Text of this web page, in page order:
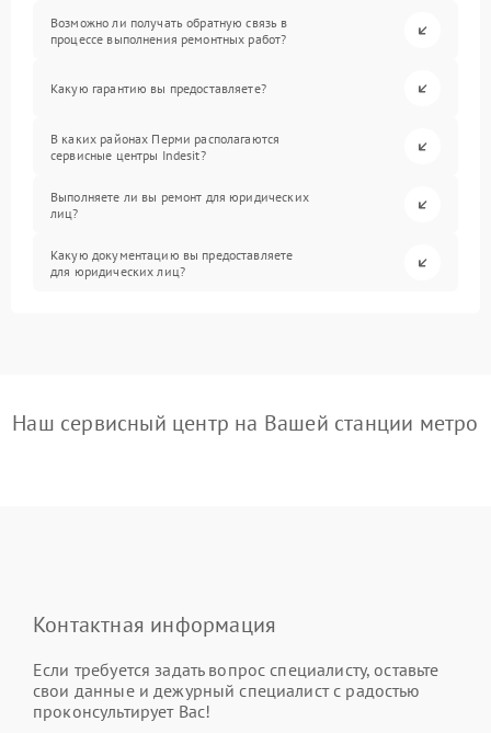
Возможно ли получать обратную связь в
процессе выполнения ремонтных работ?
Какую гарантию вы предоставляете?
В каких районах Перми располагаются
сервисные центры Indesit?
Выполняете ли вы ремонт для юридических
лиц?
Какую документацию вы предоставляете
для юридических лиц?
Наш сервисный центр на Вашей станции метро
Контактная информация
Если требуется задать вопрос специалисту, оставьте
свои данные и дежурный специалист с радостью
проконсультирует Вас!